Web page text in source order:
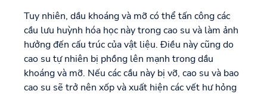
Tuy nhiên, dầu khoáng và mỡ có thể tấn công các
cầu lưu huỳnh hóa học này trong cao su và làm ảnh
hưởng đến cấu trúc của vật liệu. Điều này cũng do
cao su tự nhiên bị phồng lên mạnh trong dầu
khoáng và mỡ. Nếu các cầu này bị vỡ, cao su và bao
cao su sẽ trở nên xốp và xuất hiện các vết hư hỏng